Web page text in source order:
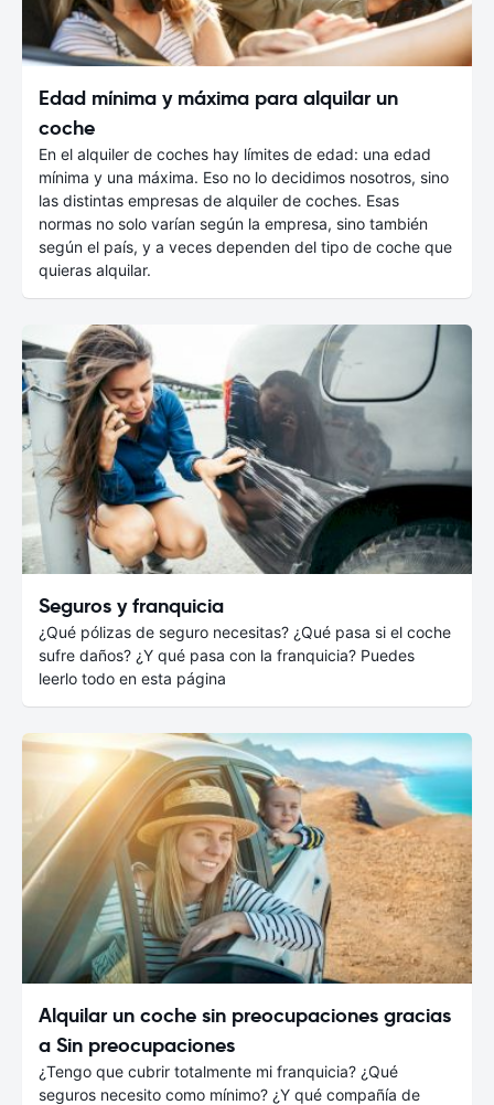
Edad mínima y máxima para alquilar un
coche
En el alquiler de coches hay límites de edad: una edad
mínima y una máxima. Eso no lo decidimos nosotros, sino
las distintas empresas de alquiler de coches. Esas
normas no solo varían según la empresa, sino también
según el país, y a veces dependen del tipo de coche que
quieras alquilar.
Seguros y franquicia
¿Qué pólizas de seguro necesitas? ¿Qué pasa si el coche
sufre daños? ¿Y qué pasa con la franquicia? Puedes
leerlo todo en esta página
Alquilar un coche sin preocupaciones gracias
a Sin preocupaciones
¿Tengo que cubrir totalmente mi franquicia? ¿Qué
seguros necesito como mínimo? ¿Y qué compañía de